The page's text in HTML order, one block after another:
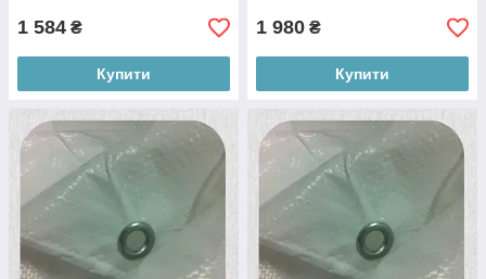
1 584 ₴
Купити
1 980 ₴
Купити